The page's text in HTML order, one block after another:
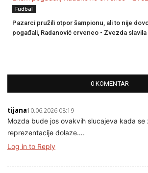
Fudbal
Pazarci pružili otpor šampionu, ali to nije
pogađali, Radanović crveneo - Zvezda
0 KOMENTAR
tijana10.06.2026 08:19
Mozda bude jos ovakvih slucajeva kada se
reprezentacije dolaze….
Log in to Reply